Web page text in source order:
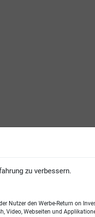
zu verbessern.
Nutzer den Werbe-Return on
Video, Webseiten und